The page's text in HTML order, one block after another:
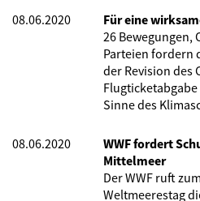
08.06.2020
Für eine
26 Bewegungen,
Parteien fordern
der Revision des
Sinne des
08.06.2020
WWF fordert
Mittelmeer
Der WWF ruft
Weltmeerestag